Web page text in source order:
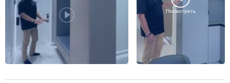
Посмотреть